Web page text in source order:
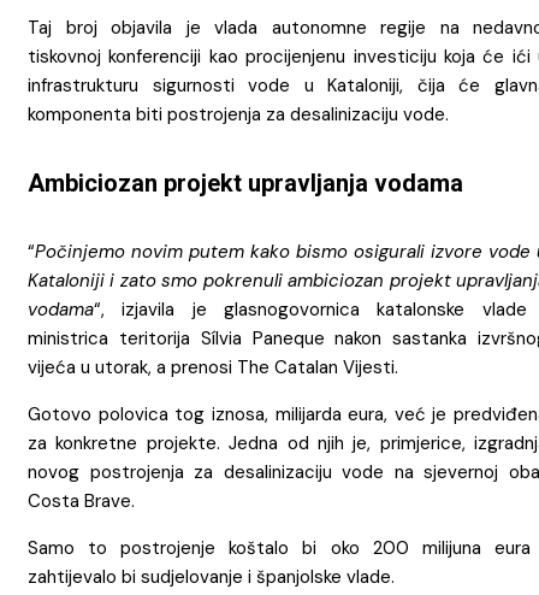
Taj broj objavila je vlada autonomne regije na
tiskovnoj konferenciji kao procijenjenu investiciju koja će ići
infrastrukturu sigurnosti vode u Kataloniji, čija će
komponenta biti postrojenja za desalinizaciju vode.
Ambiciozan projekt upravljanja vodama
“Počinjemo novim putem kako bismo osigurali izvore vode
Kataloniji i zato smo pokrenuli ambiciozan projekt
vodama“, izjavila je glasnogovornica katalonske
ministrica teritorija Sílvia Paneque nakon sastanka
vijeća u utorak, a prenosi The Catalan Vijesti.
Gotovo polovica tog iznosa, milijarda eura, već je
za konkretne projekte. Jedna od njih je, primjerice,
novog postrojenja za desalinizaciju vode na sjevernoj
Costa Brave.
Samo to postrojenje koštalo bi oko 200 milijuna
zahtijevalo bi sudjelovanje i španjolske vlade.